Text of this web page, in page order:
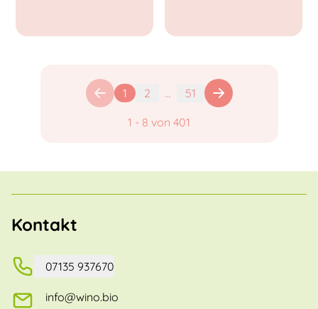
1 2 ... 51
1 - 8 von 401
Kontakt
07135 937670
info@wino.bio